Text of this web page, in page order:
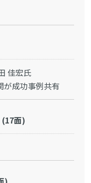
佳宏氏
が成功事例共有
(17面)